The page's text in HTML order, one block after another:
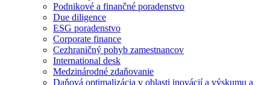
Podnikové a finančné poradenstvo
Due diligence
ESG poradenstvo
Corporate finance
Cezhraničný pohyb zamestnancov
International desk
Medzinárodné zdaňovanie
Daňová optimalizácia v oblasti inovácií a výskumu a